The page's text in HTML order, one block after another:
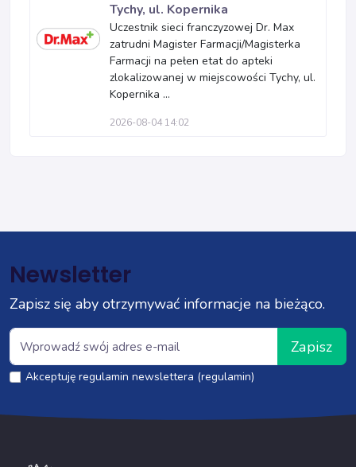
Tychy, ul. Kopernika
Uczestnik sieci franczyzowej Dr. Max
zatrudni Magister Farmacji/Magisterka
Farmacji na pełen etat do apteki
zlokalizowanej w miejscowości Tychy, ul.
Kopernika ...
2026-08-04 14:02
Newsletter
Zapisz się aby otrzymywać informacje na bieżąco.
Zapisz
Akceptuję regulamin newslettera (regulamin)